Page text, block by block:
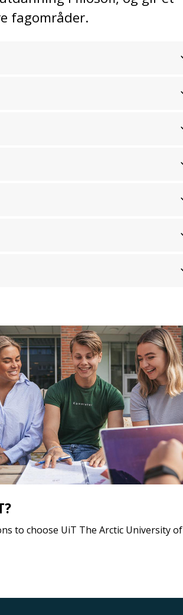
fagområder.
to choose UiT The Arctic University of